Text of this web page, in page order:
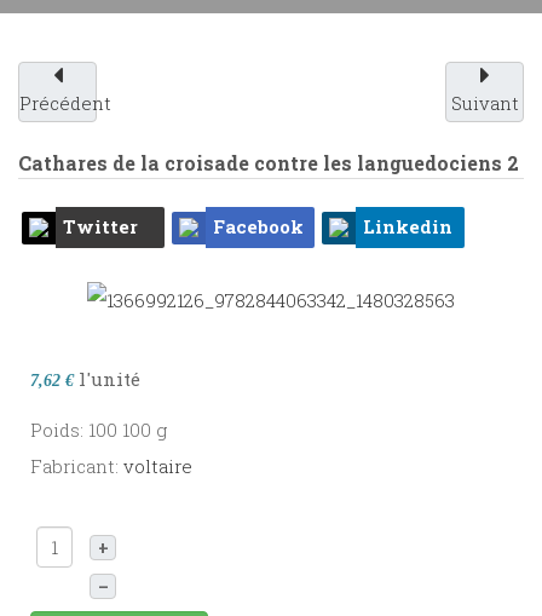
Précédent Suivant
Cathares de la croisade contre les languedociens 2
Twitter Facebook Linkedin
7,62 € l'unité
Poids: 100 100 g
Fabricant: voltaire
+
–